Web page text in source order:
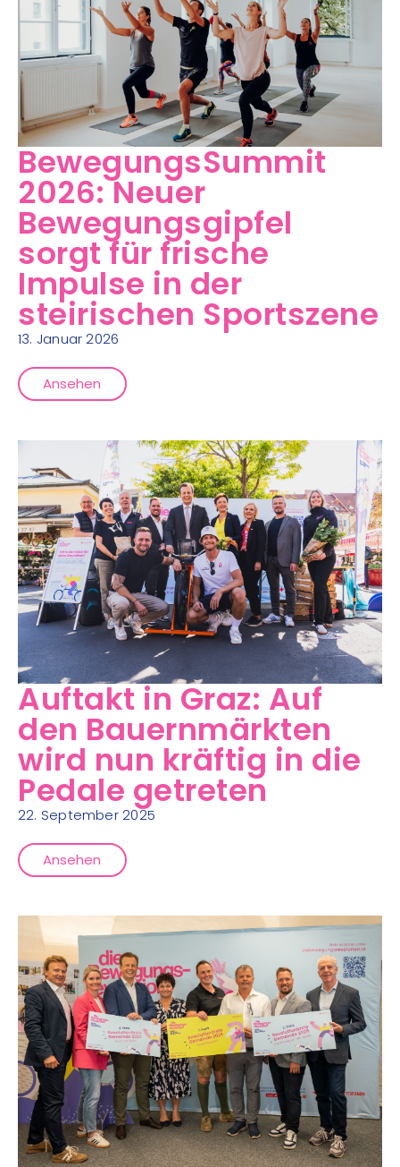
BewegungsSummit
2026: Neuer
Bewegungsgipfel
sorgt für frische
Impulse in der
steirischen Sportszene
13. Januar 2026
Ansehen
Auftakt in Graz: Auf
den Bauernmärkten
wird nun kräftig in die
Pedale getreten
22. September 2025
Ansehen